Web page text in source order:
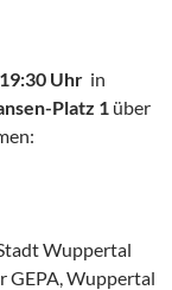
Uhr in
Platz 1 über
Wuppertal
GEPA, Wuppertal